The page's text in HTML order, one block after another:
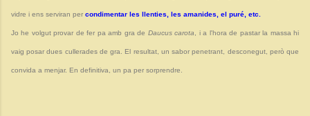
vidre i ens serviran per condimentar les llenties, les amanides, el puré, etc.
Jo he volgut provar de fer pa amb gra de Daucus carota , i a l'hora de pastar la massa hi
vaig posar dues cullerades de gra. El resultat, un sabor penetrant, desconegut, però que
convida a menjar. En definitiva, un pa per sorprendre.